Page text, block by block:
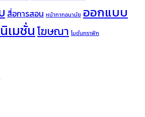
สื่อการสอน หน้ากากอนามัย ออกแบบ
เมชั่นโฆษณา โมชั่นกราฟิก